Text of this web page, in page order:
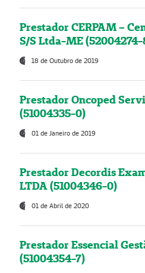
Prestador CERPAM –
S/S Ltda-ME
18 de Outubro de 2019
Prestador Oncoped
(51004335-0)
01 de Janeiro de 2019
Prestador Decordis
LTDA (51004346-0)
01 de Abril de 2020
Prestador Essencial
(51004354-7)